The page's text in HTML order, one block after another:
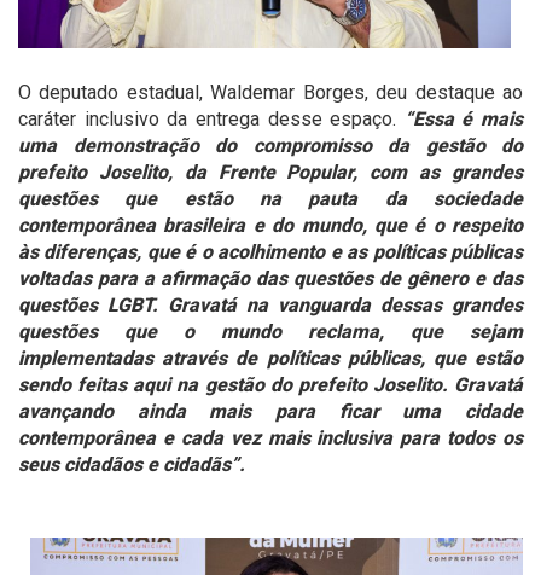
O deputado estadual, Waldemar Borges, deu destaque ao
caráter inclusivo da entrega desse espaço. “Essa é mais
uma demonstração do compromisso da gestão do
prefeito Joselito, da Frente Popular, com as grandes
questões que estão na pauta da sociedade
contemporânea brasileira e do mundo, que é o respeito
às diferenças, que é o acolhimento e as políticas públicas
voltadas para a afirmação das questões de gênero e das
questões LGBT. Gravatá na vanguarda dessas grandes
questões que o mundo reclama, que sejam
implementadas através de políticas públicas, que estão
sendo feitas aqui na gestão do prefeito Joselito. Gravatá
avançando ainda mais para ficar uma cidade
contemporânea e cada vez mais inclusiva para todos os
seus cidadãos e cidadãs”.